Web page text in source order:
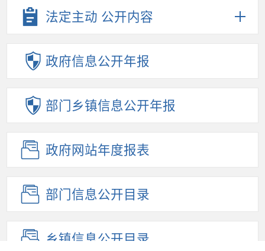
法定主动 公开内容
政府信息公开年报
部门乡镇信息公开年报
政府网站年度报表
部门信息公开目录
乡镇信息公开目录